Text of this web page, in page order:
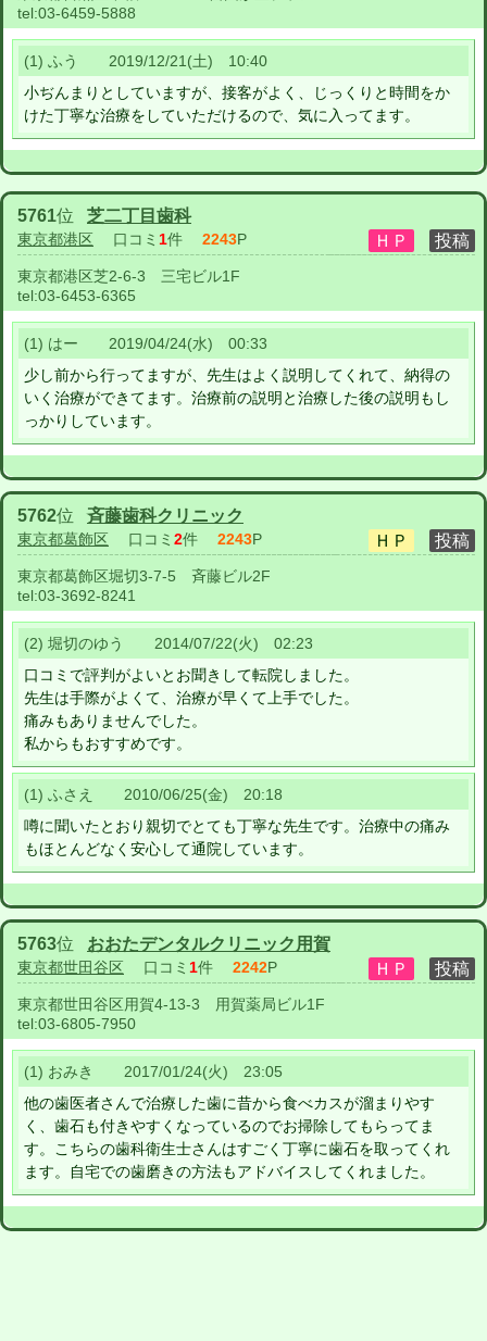
tel:03-6459-5888
(1) ふう 2019/12/21(土) 10:40
小ぢんまりとしていますが、接客がよく、じっくりと時間をか
けた丁寧な治療をしていただけるので、気に入ってます。
5761位 芝二丁目歯科
東京都港区 口コミ 1件 2243P
東京都港区芝2-6-3 三宅ビル1F
tel:03-6453-6365
(1) はー 2019/04/24(水) 00:33
少し前から行ってますが、先生はよく説明してくれて、納得の
いく治療ができてます。治療前の説明と治療した後の説明もし
っかりしています。
5762位斉藤歯科クリニック
東京都葛飾区 口コミ 2件 2243P
東京都葛飾区堀切3-7-5 斉藤ビル2F
tel:03-3692-8241
(2) 堀切のゆう 2014/07/22(火) 02:23
口コミで評判がよいとお聞きして転院しました。
先生は手際がよくて、治療が早くて上手でした。
痛みもありませんでした。
私からもおすすめです。
(1) ふさえ 2010/06/25(金) 20:18
噂に聞いたとおり親切でとても丁寧な先生です。治療中の痛み
もほとんどなく安心して通院しています。
5763位 おおたデンタルクリニック用賀
東京都世田谷区 口コミ 1件 2242P
東京都世田谷区用賀4-13-3 用賀薬局ビル1F
tel:03-6805-7950
(1) おみき 2017/01/24(火) 23:05
他の歯医者さんで治療した歯に昔から食べカスが溜まりやす
く、歯石も付きやすくなっているのでお掃除してもらってま
す。こちらの歯科衛生士さんはすごく丁寧に歯石を取ってくれ
ます。自宅での歯磨きの方法もアドバイスしてくれました。